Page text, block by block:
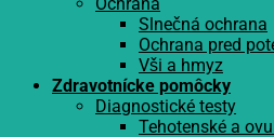
Slnečná ochrana
Ochrana pred
Vši a hmyz
Zdravotnícke pomôcky
Diagnostické testy
Tehotenské a